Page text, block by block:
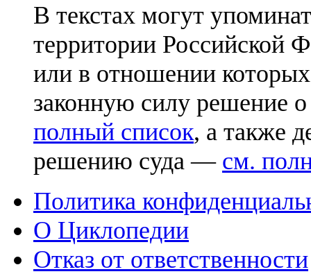
В текстах могут
территории Российской
или в отношении
законную силу решение
полный список, а также
решению суда — см.
Политика
О Циклопедии
Отказ от ответственности